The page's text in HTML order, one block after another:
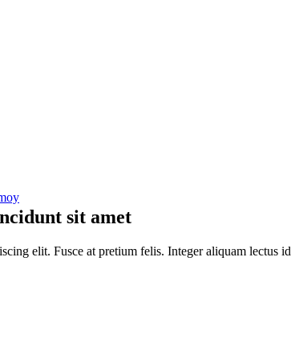
sit amet
elit. Fusce at pretium felis. Integer aliquam lectus